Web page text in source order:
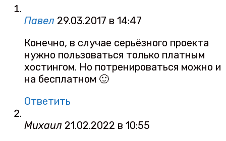
Павел 29.03.2017 в 14:47
Конечно, в случае серьёзного проекта
нужно пользоваться только платным
хостингом. Но потренироваться можно и
на бесплатном 🙂
Ответить
Михаил 21.02.2022 в 10:55